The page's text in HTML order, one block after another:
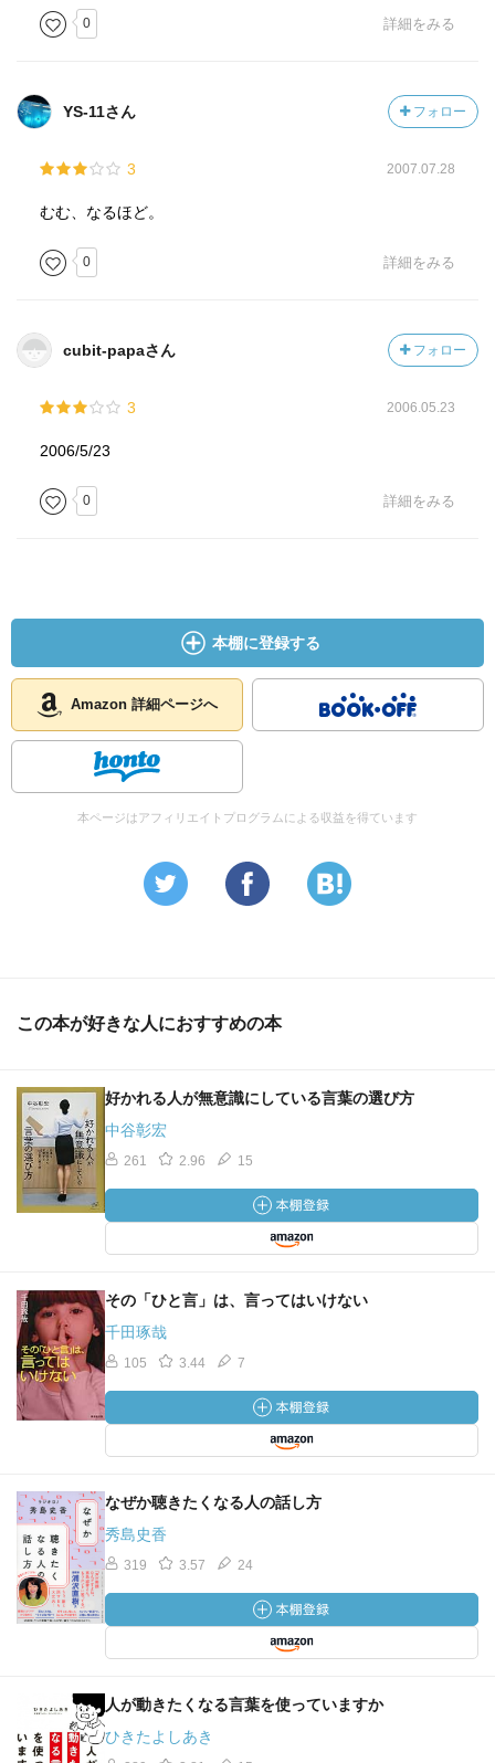
0 詳細をみる
YS-11さん フォロー
3 2007.07.28
むむ、なるほど。
0 詳細をみる
cubit-papaさん フォロー
3 2006.05.23
2006/5/23
0 詳細をみる
本棚に登録する
Amazon 詳細ページへ
本ページはアフィリエイトプログラムによる収益を得ています
この本が好きな人におすすめの本
好かれる人が無意識にしている言葉の選び方
中谷彰宏
261 2.96 15
その「ひと言」は、言ってはいけない
千田琢哉
105 3.44 7
なぜか聴きたくなる人の話し方
秀島史香
319 3.57 24
人が動きたくなる言葉を使っていますか
ひきたよしあき